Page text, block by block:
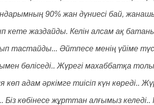
90% жан дүниесі бай,
кете жаздайды. Келін алсам ақ
тастайды... Әйтпесе менің үйіме
бөліседі.. Жүрегі махаббатқа
көп адам әркімге тиісіп күн
Біз көбінесе жұрттан алғымыз